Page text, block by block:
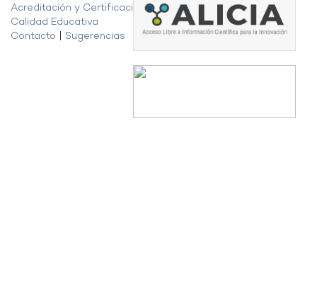
Acreditación y Certificación de la
Calidad Educativa
Contacto
Sugerencias